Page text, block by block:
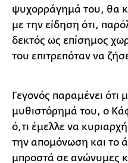
ψυχορράγημά του, θα
με την είδηση ότι,
δεκτός ως επίσημος
του επιτρεπόταν να
Γεγονός παραμένει ότι
μυθιστόρημά του, ο
ό,τι έμελλε να
την απομόνωση και το
μπροστά σε ανώνυμες